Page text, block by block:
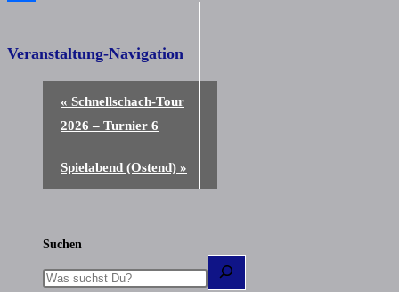
Veranstaltung-Navigation
« Schnellschach-Tour
2026 – Turnier 6
Spielabend (Ostend) »
Suchen